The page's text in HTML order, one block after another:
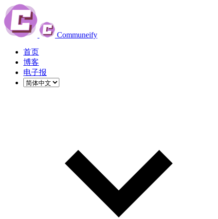
Communeify
首页
博客
电子报